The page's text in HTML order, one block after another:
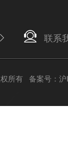
联系
权所有 备案号：